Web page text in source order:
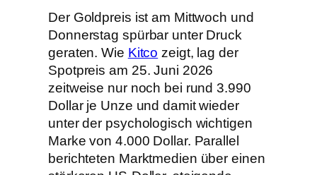
Der Goldpreis ist am Mittwoch und
Donnerstag spürbar unter Druck
geraten. Wie Kitco zeigt, lag der
Spotpreis am 25. Juni 2026
zeitweise nur noch bei rund 3.990
Dollar je Unze und damit wieder
unter der psychologisch wichtigen
Marke von 4.000 Dollar. Parallel
berichteten Marktmedien über einen